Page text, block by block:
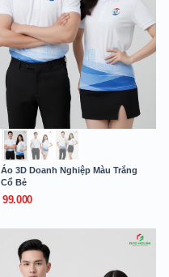
Áo 3D Doanh Nghiệp Màu Trắng
Cổ Bẻ
99.000